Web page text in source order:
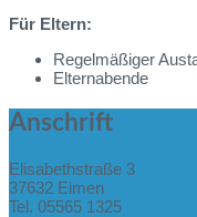
Für Eltern:
Regelmäßiger
Elternabende
Anschrift
Elisabethstraße 3
37632 Eimen
Tel. 05565 1325